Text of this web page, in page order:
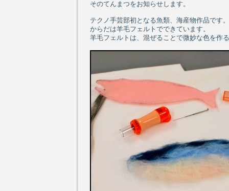
そのてんまつをお知らせします。
テクノ手芸部初となる魚類、海産物作品です。
からだは羊毛フェルトでできています。
羊毛フェルトは、混ぜることで微妙な色を作